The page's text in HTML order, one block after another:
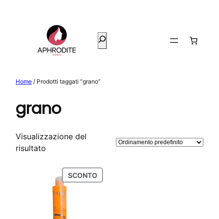
Cerca
Home / Prodotti taggati “grano”
grano
Visualizzazione del
risultato
SCONTOPRODOTTO
IN